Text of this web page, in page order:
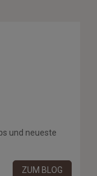
und neueste
ZUM BLOG